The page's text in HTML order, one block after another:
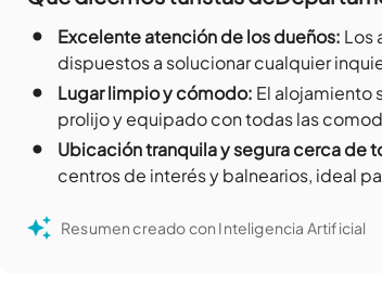
• Excelente atención de los dueños: Los
dispuestos a solucionar cualquier
• Lugar limpio y cómodo: El alojamiento
prolijo y equipado con todas las
• Ubicación tranquila y segura cerca de
centros de interés y balnearios, ideal
Resumen creado con Inteligencia Artificial